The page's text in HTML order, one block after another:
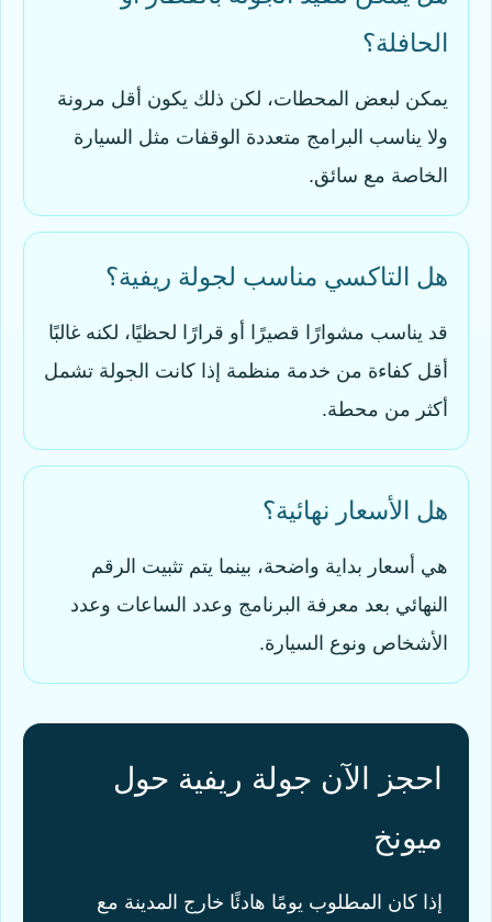
الحافلة؟
يمكن لبعض المحطات، لكن ذلك يكون أقل مرونة
ولا يناسب البرامج متعددة الوقفات مثل السيارة
الخاصة مع سائق.
هل التاكسي مناسب لجولة ريفية؟
قد يناسب مشوارًا قصيرًا أو قرارًا لحظيًا، لكنه غالبًا
أقل كفاءة من خدمة منظمة إذا كانت الجولة تشمل
أكثر من محطة.
هل الأسعار نهائية؟
هي أسعار بداية واضحة، بينما يتم تثبيت الرقم
النهائي بعد معرفة البرنامج وعدد الساعات وعدد
الأشخاص ونوع السيارة.
احجز الآن جولة ريفية حول
ميونخ
إذا كان المطلوب يومًا هادئًا خارج المدينة مع